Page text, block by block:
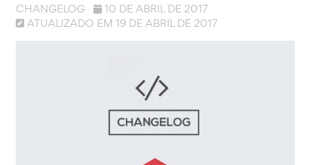
CHANGELOG
10 DE ABRIL DE 2017
ATUALIZADO EM 19 DE ABRIL DE 2017